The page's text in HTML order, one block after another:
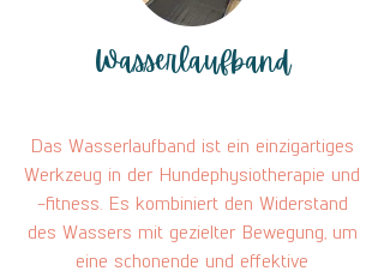
Wasserlaufband
Das Wasserlaufband ist ein einzigartiges
Werkzeug in der Hundephysiotherapie und
-fitness. Es kombiniert den Widerstand
des Wassers mit gezielter Bewegung, um
eine schonende und effektive